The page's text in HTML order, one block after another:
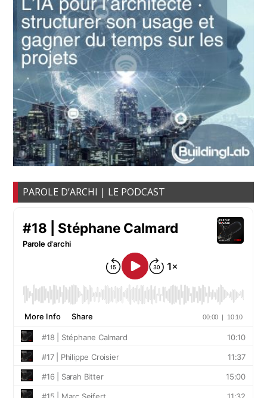
PAROLE D’ARCHI | LE PODCAST